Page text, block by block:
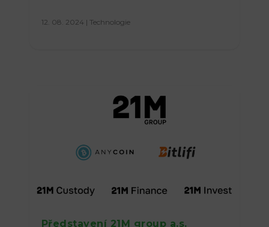
12. 08. 2024 | Technologie
Představení 21M group a.s.